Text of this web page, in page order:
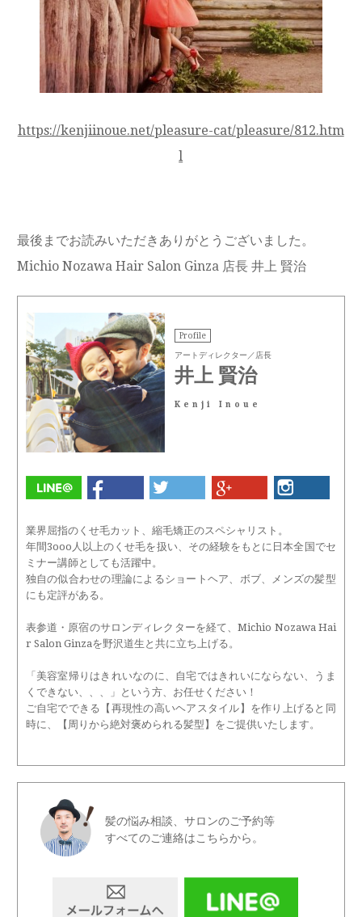
https://kenjiinoue.net/pleasure-cat/pleasure/812.htm
l
最後までお読みいただきありがとうございました。
Michio Nozawa Hair Salon Ginza 店長 井上 賢治
Profile
アートディレクター／店長
井上 賢治
Kenji Inoue
業界屈指のくせ毛カット、縮毛矯正のスペシャリスト。
年間3ooo人以上のくせ毛を扱い、その経験をもとに日本全国でセ
ミナー講師としても活躍中。
独自の似合わせの理論によるショートヘア、ボブ、メンズの髪型
にも定評がある。
表参道・原宿のサロンディレクターを経て、Michio Nozawa Hai
r Salon Ginzaを野沢道生と共に立ち上げる。
「美容室帰りはきれいなのに、自宅ではきれいにならない、うま
くできない、、、」という方、お任せください！
ご自宅でできる【再現性の高いヘアスタイル】を作り上げると同
時に、【周りから絶対褒められる髪型】をご提供いたします。
髪の悩み相談、サロンのご予約等
すべてのご連絡はこちらから。